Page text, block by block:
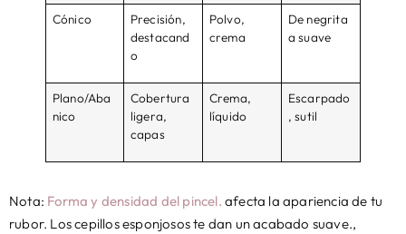
Cónico
Precisión,
destacand
o
Polvo,
crema
De negrita
a suave
Plano/Aba
nico
Cobertura
ligera,
capas
Crema,
líquido
Escarpado
, sutil
Nota: Forma y densidad del pincel. afecta la apariencia de tu
rubor. Los cepillos esponjosos te dan un acabado suave.,